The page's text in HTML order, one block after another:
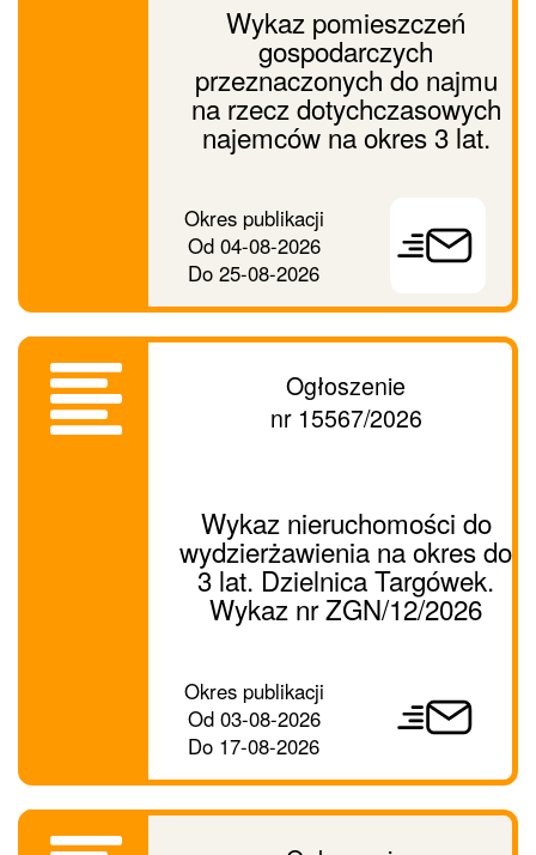
Wykaz pomieszczeń
gospodarczych
przeznaczonych do najmu
na rzecz dotychczasowych
najemców na okres 3 lat.
Okres publikacji
Od04-08-2026
Do 25-08-2026
dalej
Ogłoszenie
nr 15567/2026
Wykaz nieruchomości do
wydzierżawienia na okres do
3 lat. Dzielnica Targówek.
Wykaz nr ZGN/12/2026
Okres publikacji
Od03-08-2026
Do 17-08-2026
ogłoszenie
dalej